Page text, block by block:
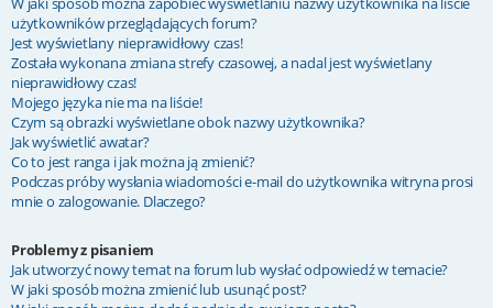
użytkowników przeglądających forum?
Jest wyświetlany nieprawidłowy czas!
Została wykonana zmiana strefy czasowej, a nadal jest wyświetlany
nieprawidłowy czas!
Mojego języka nie ma na liście!
Czym są obrazki wyświetlane obok nazwy użytkownika?
Jak wyświetlić awatar?
Co to jest ranga i jak można ją zmienić?
Podczas próby wysłania wiadomości e-mail do użytkownika witryna prosi
mnie o zalogowanie. Dlaczego?
Problemy z pisaniem
Jak utworzyć nowy temat na forum lub wysłać odpowiedź w temacie?
W jaki sposób można zmienić lub usunąć post?